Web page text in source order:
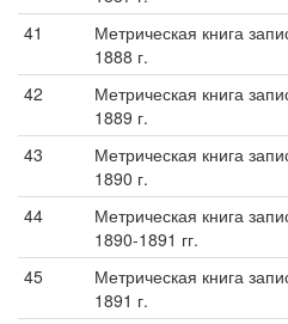
41
Метрическая книга
1888 г.
42
Метрическая книга
1889 г.
43
Метрическая книга
1890 г.
44
Метрическая книга
1890-1891 гг.
45
Метрическая книга
1891 г.